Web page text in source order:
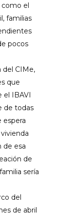
el
familias
pocos
del CIMe,
que
el IBAVI
de todas
espera
de esa
de
sería
del
de abril